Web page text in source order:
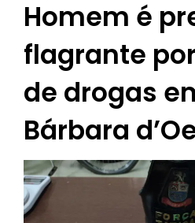
Homem é
flagrante
de drogas
Bárbara